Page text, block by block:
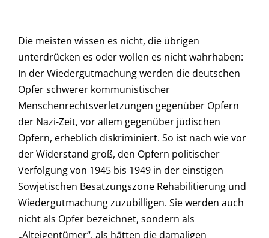
Die meisten wissen es nicht, die übrigen
unterdrücken es oder wollen es nicht wahrhaben:
In der Wiedergutmachung werden die deutschen
Opfer schwerer kommunistischer
Menschenrechtsverletzungen gegenüber Opfern
der Nazi-Zeit, vor allem gegenüber jüdischen
Opfern, erheblich diskriminiert. So ist nach wie vor
der Widerstand groß, den Opfern politischer
Verfolgung von 1945 bis 1949 in der einstigen
Sowjetischen Besatzungszone Rehabilitierung und
Wiedergutmachung zuzubilligen. Sie werden auch
nicht als Opfer bezeichnet, sondern als
„Alteigentümer“, als hätten die damaligen